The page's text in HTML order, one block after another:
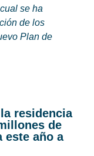
se ha
de los
Plan de
residencia
de
este año a